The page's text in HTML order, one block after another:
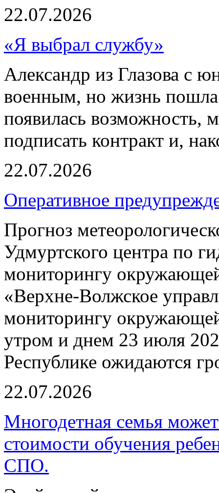
22.07.2026
«Я выбрал службу»
Александр из Глазова с
военным, но жизнь
появилась возможность,
подписать контракт и,
22.07.2026
Оперативное
Прогноз
Удмуртского центра по
мониторингу
«Верхне-Волжское
мониторингу
утром и днем 23 июля
Республике ожидаются
22.07.2026
Многодетная семья
стоимости обучения
СПО.